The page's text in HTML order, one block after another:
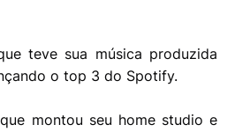
teve sua música produzida
o top 3 do Spotify.
que montou seu home studio e